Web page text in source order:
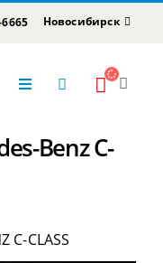
Новосибирск
Benz C-
C-CLASS